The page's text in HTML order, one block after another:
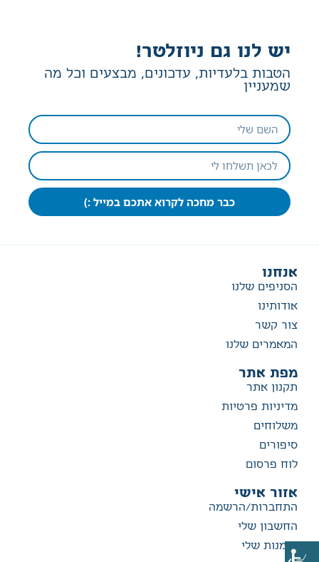
יש לנו גם ניוזלטר!
הטבות בלעדיות, עדכונים, מבצעים וכל מה
שמעניין
כבר מחכה לקרוא אתכם במייל :)
אנחנו
הסניפים שלנו
אודותינו
צור קשר
המאמרים שלנו
מפת אתר
תקנון אתר
מדיניות פרטיות
משלוחים
סיפורים
לוח פרסום
אזור אישי
התחברות/הרשמה
החשבון שלי
הזמנות שלי